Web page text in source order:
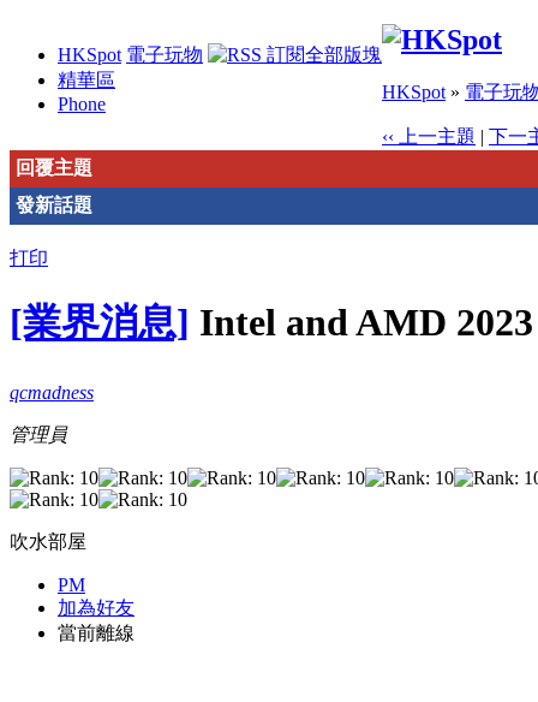
HKSpot 電子玩物
精華區
Phone
HKSpot » 電子玩
‹‹ 上一主題 | 下一
回覆主題
發新話題
打印
[業界消息] Intel and AMD
qcmadness
管理員
吹水部屋
PM
加為好友
當前離線